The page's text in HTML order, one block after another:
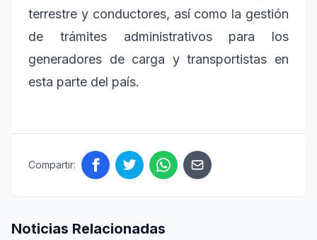
terrestre y conductores, así como la gestión
de trámites administrativos para los
generadores de carga y transportistas en
esta parte del país.
Compartir:
Noticias Relacionadas